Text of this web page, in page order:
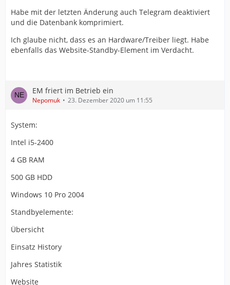
Habe mit der letzten Änderung auch Telegram deaktiviert
und die Datenbank komprimiert.
Ich glaube nicht, dass es an Hardware/Treiber liegt. Habe
ebenfalls das Website-Standby-Element im Verdacht.
EM friert im Betrieb ein
Nepomuk 23. Dezember 2020 um 11:55
System:
Intel i5-2400
4 GB RAM
500 GB HDD
Windows 10 Pro 2004
Standbyelemente:
Übersicht
Einsatz History
Jahres Statistik
Website